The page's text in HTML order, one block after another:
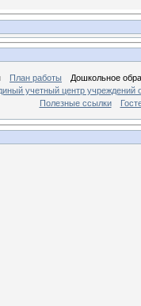
План работы
Дошкольное
учетный центр учреждений
Полезные ссылки